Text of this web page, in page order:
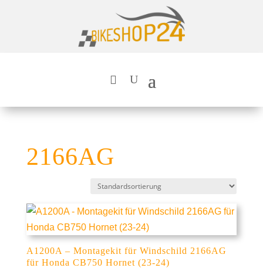
2166AG
A1200A – Montagekit für Windschild 2166AG
für Honda CB750 Hornet (23-24)